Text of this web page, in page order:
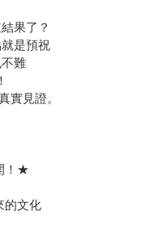
果了？
是預祝
難
實見證。
！★
的文化